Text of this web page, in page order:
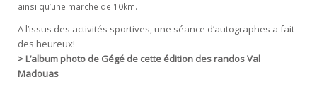
ainsi qu’une marche de 10km.
A l’issus des activités sportives, une séance d’autographes a fait
des heureux!
> L’album photo de Gégé de cette édition des randos Val
Madouas